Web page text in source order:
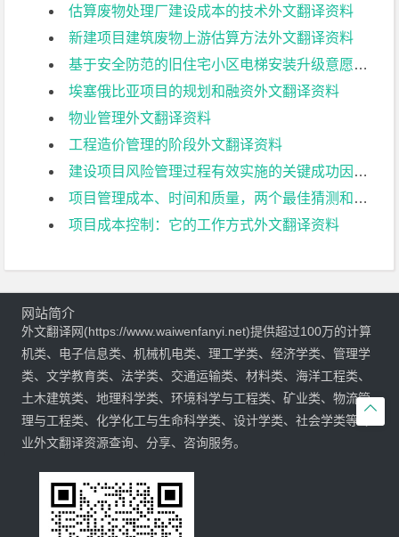
估算废物处理厂建设成本的技术外文翻译资料
新建项目建筑废物上游估算方法外文翻译资料
基于安全防范的旧住宅小区电梯安装升级意愿路径研究外文翻译资料
埃塞俄比亚项目的规划和融资外文翻译资料
物业管理外文翻译资料
工程造价管理的阶段外文翻译资料
建设项目风险管理过程有效实施的关键成功因素模型外文翻译资料
项目管理成本、时间和质量，两个最佳猜测和一个现象，是接受其他成功标准的时间了外文翻译资料
项目成本控制：它的工作方式外文翻译资料

网站简介
外文翻译网(https://www.waiwenfanyi.net)提供超过100万的计算
机类、电子信息类、机械机电类、理工学类、经济学类、管理学
类、文学教育类、法学类、交通运输类、材料类、海洋工程类、
土木建筑类、地理科学类、环境科学与工程类、矿业类、物流管
理与工程类、化学化工与生命科学类、设计学类、社会学类等专
业外文翻译资源查询、分享、咨询服务。